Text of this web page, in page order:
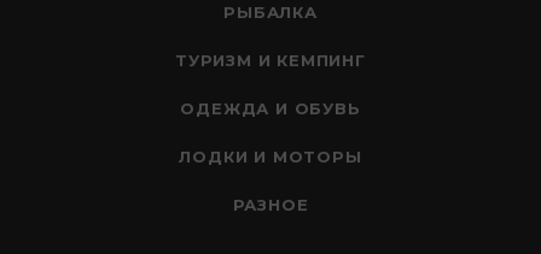
РЫБАЛКА
ТУРИЗМ И КЕМПИНГ
ОДЕЖДА И ОБУВЬ
ЛОДКИ И МОТОРЫ
РАЗНОЕ